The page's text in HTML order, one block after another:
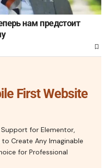
нам предстоит
First Website
for Elementor,
Create Any Imaginable
for Professional